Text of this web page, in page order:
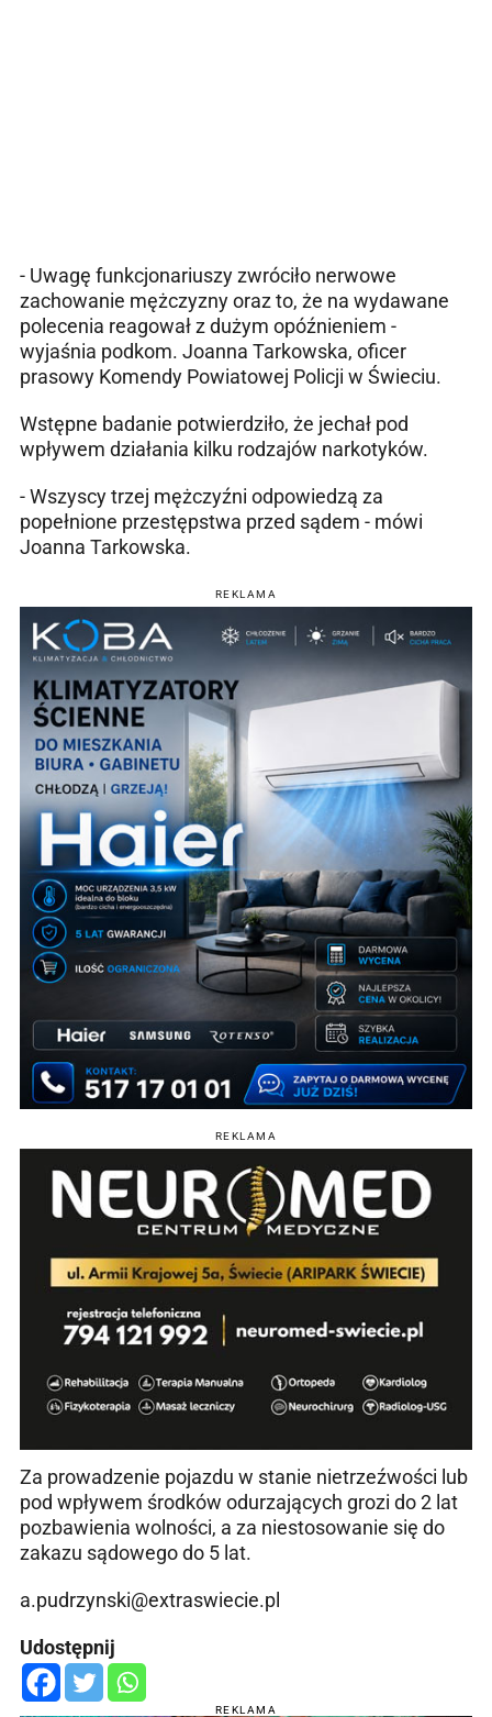
- Uwagę funkcjonariuszy zwróciło nerwowe
zachowanie mężczyzny oraz to, że na wydawane
polecenia reagował z dużym opóźnieniem -
wyjaśnia podkom. Joanna Tarkowska, oficer
prasowy Komendy Powiatowej Policji w Świeciu.
Wstępne badanie potwierdziło, że jechał pod
wpływem działania kilku rodzajów narkotyków.
- Wszyscy trzej mężczyźni odpowiedzą za
popełnione przestępstwa przed sądem - mówi
Joanna Tarkowska.
REKLAMA
REKLAMA
Za prowadzenie pojazdu w stanie nietrzeźwości lub
pod wpływem środków odurzających grozi do 2 lat
pozbawienia wolności, a za niestosowanie się do
zakazu sądowego do 5 lat.
a.pudrzynski@extraswiecie.pl
Udostępnij
REKLAMA